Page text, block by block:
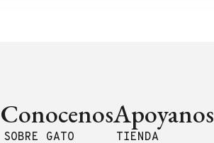
Conocenos
SOBRE GATO
Apoyanos
TIENDA